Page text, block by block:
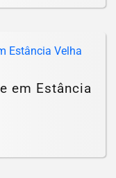
em Estância